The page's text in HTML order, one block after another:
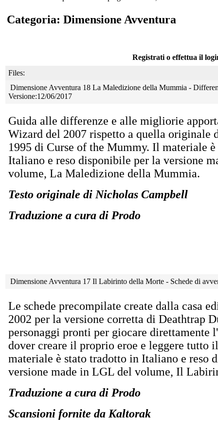
Categoria: Dimensione Avventura
Registrati o effettua il
Files:
Dimensione Avventura 18 La Maledizione della Mummia -
Versione:12/06/2017
Guida alle differenze e alle migliorie
Wizard del 2007 rispetto a quella originale
1995 di Curse of the Mummy. Il materiale
Italiano e reso disponibile per la versione
volume, La Maledizione della Mummia.
Testo originale di Nicholas Campbell
Traduzione a cura di Prodo
Dimensione Avventura 17 Il Labirinto della Morte - Schede di
Le schede precompilate create dalla casa
2002 per la versione corretta di Deathtrap
personaggi pronti per giocare direttamente
dover creare il proprio eroe e leggere tutto
materiale è stato tradotto in Italiano e reso
versione made in LGL del volume, Il
Traduzione a cura di Prodo
Scansioni fornite da Kaltorak